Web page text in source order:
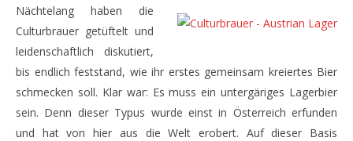
Nächtelang haben die
Culturbrauer getüftelt und
leidenschaftlich diskutiert,
bis endlich feststand, wie ihr erstes gemeinsam kreiertes Bier
schmecken soll. Klar war: Es muss ein untergäriges Lagerbier
sein. Denn dieser Typus wurde einst in Österreich erfunden
und hat von hier aus die Welt erobert. Auf dieser Basis